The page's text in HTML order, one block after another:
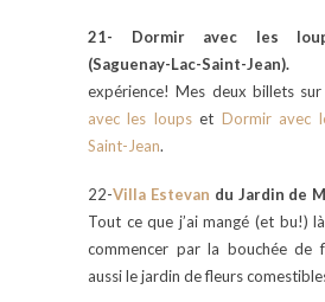
21- Dormir avec les
(Saguenay-Lac-Saint-Jean).
expérience! Mes deux billets
avec les loupset Dormir avec
Saint-Jean.
22-Villa Estevan du Jardin de
Tout ce que j’ai mangé (et bu!)
commencer par la bouchée de
aussi le jardin de fleurs